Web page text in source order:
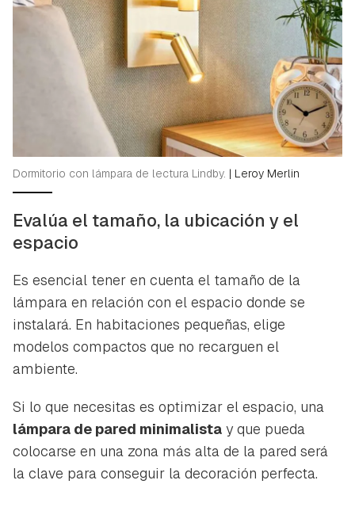
Dormitorio con lámpara de lectura Lindby. | Leroy Merlin
Evalúa el tamaño, la ubicación y el
espacio
Es esencial tener en cuenta el tamaño de la
lámpara en relación con el espacio donde se
instalará. En habitaciones pequeñas, elige
modelos compactos que no recarguen el
ambiente.
Si lo que necesitas es optimizar el espacio, una
lámpara de pared minimalista y que pueda
colocarse en una zona más alta de la pared será
la clave para conseguir la decoración perfecta.